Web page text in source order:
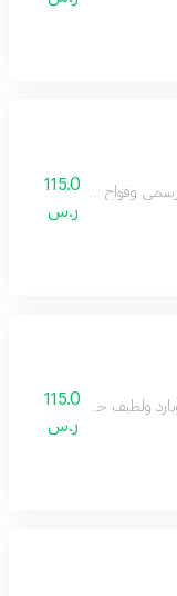
115.0
ر.س
115.0
ر.س